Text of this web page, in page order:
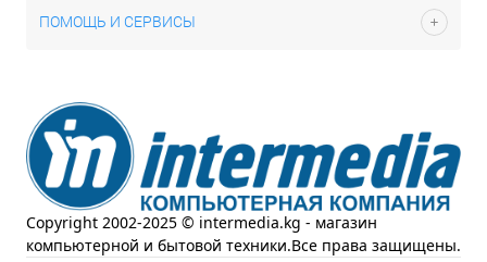
ПОМОЩЬ И СЕРВИСЫ
Copyright 2002-2025 © intermedia.kg - магазин
компьютерной и бытовой техники.Все права защищены.